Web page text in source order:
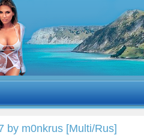
by m0nkrus [Multi/Rus]